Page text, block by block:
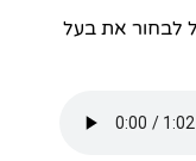
לבחור את בעל